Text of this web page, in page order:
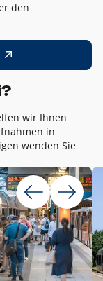
den
wir Ihnen
in
wenden Sie